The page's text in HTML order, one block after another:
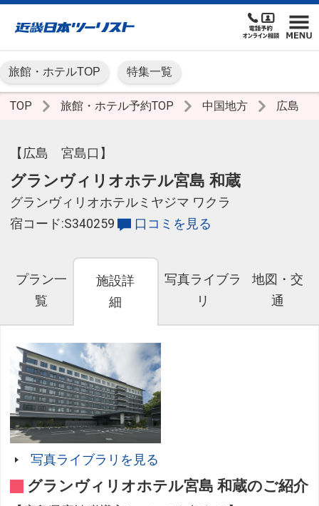
旅館・ホテルTOP 特集一覧
TOP 旅館・ホテル予約TOP 中国地方 広島
【広島 宮島口】
グランヴィリオホテル宮島 和蔵
グランヴィリオホテルミヤジマ ワクラ
宿コード:S340259
口コミを見る
プラン一
覧
施設詳
細
写真ライブラ
リ
地図・交
通
写真ライブラリを見る
グランヴィリオホテル宮島 和蔵のご紹介